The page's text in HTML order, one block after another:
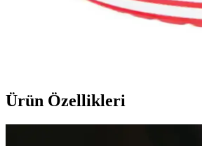
Crocs Kırmızı Terliklerin Moda
Ürün Özellikleri